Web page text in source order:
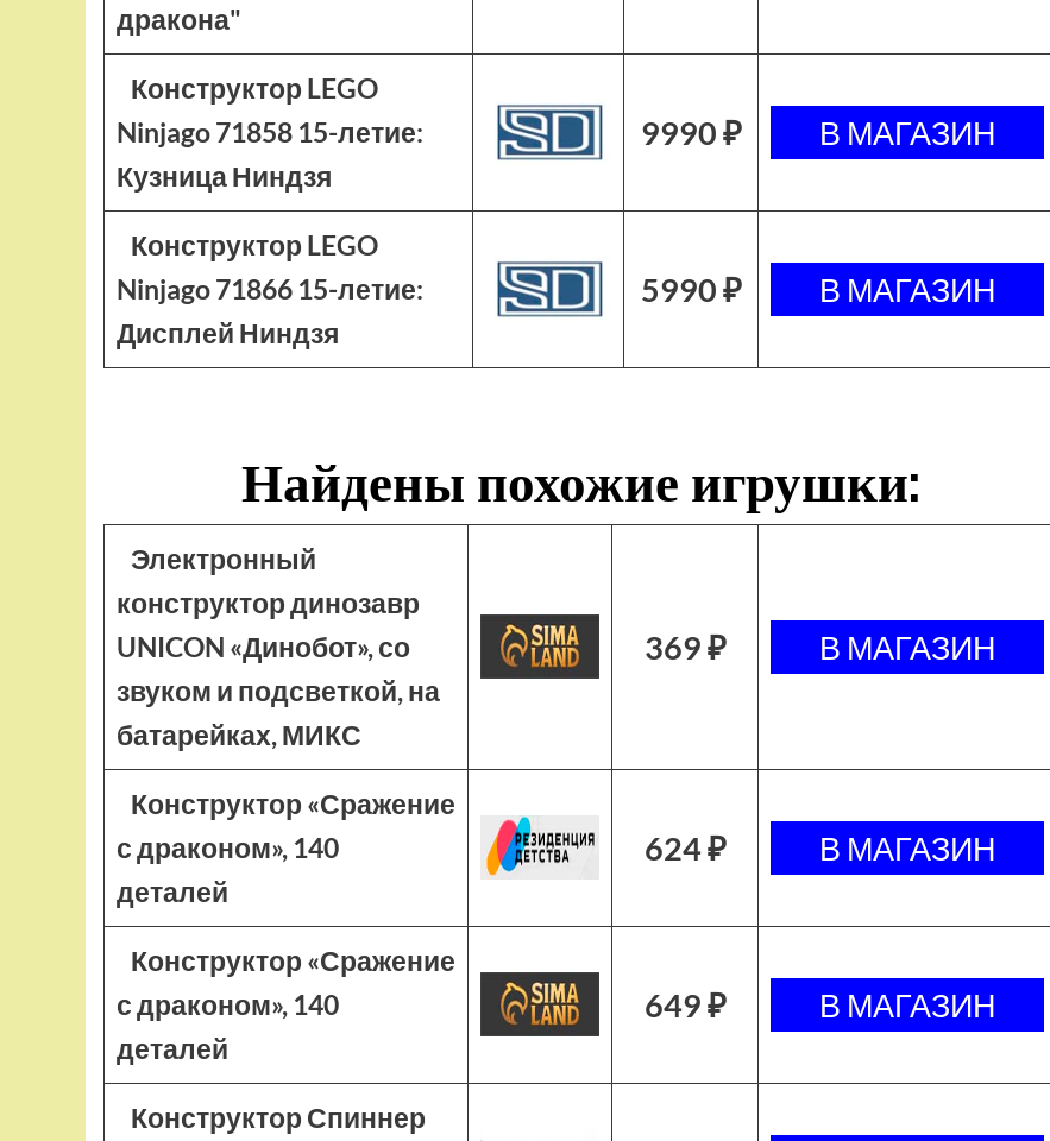
дракона"
Конструктор LEGO
Ninjago 71858 15-летие:
Кузница Ниндзя
9990 ₽
Конструктор LEGO
Ninjago 71866 15-летие:
Дисплей Ниндзя
5990 ₽
Найдены похожие игрушки:
Электронный
конструктор динозавр
UNICON «Динобот», со
звуком и подсветкой, на
батарейках, МИКС
369 ₽
Конструктор «Сражение
с драконом», 140
деталей
624 ₽
Конструктор «Сражение
с драконом», 140
деталей
649 ₽
Конструктор Спиннер